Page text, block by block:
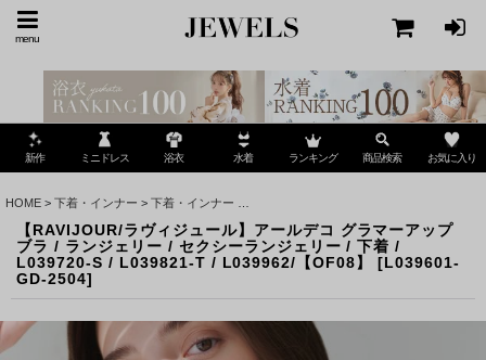
menu
新作 ミニドレス 浴衣 水着 ランキング 商品検索 お気に入り
HOME > 下着・インナー > 下着・インナー
【RAVIJOUR/ラヴィジュール】アールデコ グラマーアップ
ブラ / ランジェリー / セクシーランジェリー / 下着 /
L039720-S / L039821-T / L039962/【OF08】
[L039601-
GD-2504]